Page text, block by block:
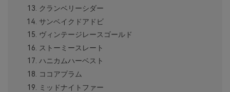
クランベリーシダー
サンベイクドアドビ
ヴィンテージレースゴールド
ストーミースレート
ハニカムハーベスト
ココアプラム
ミッドナイトファー